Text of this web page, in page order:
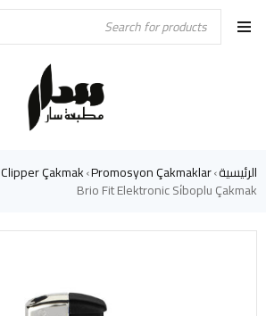
الرئيسية›
Promosyon Çakmaklar
›
Clipper Çakmak
Brio Fit Elektronic Si̇boplu Çakmak